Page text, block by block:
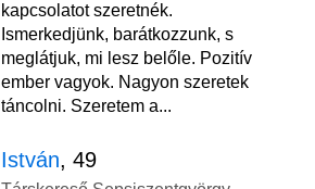
kapcsolatot szeretnék.
Ismerkedjünk, barátkozzunk, s
meglátjuk, mi lesz belőle. Pozitív
ember vagyok. Nagyon szeretek
táncolni. Szeretem a...
István, 49